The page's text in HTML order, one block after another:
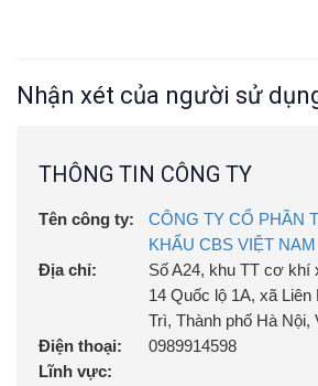
Nhận xét của người sử
THÔNG TIN CÔNG TY
Tên công ty:
CÔNG TY CỔ PHẦN
KHẨU CBS VIỆT NAM
Địa chỉ:
Số A24, khu TT cơ khí
14 Quốc lộ 1A, xã Liên
Trì, Thành phố Hà Nội,
Điện thoại:
0989914598
Lĩnh vực: